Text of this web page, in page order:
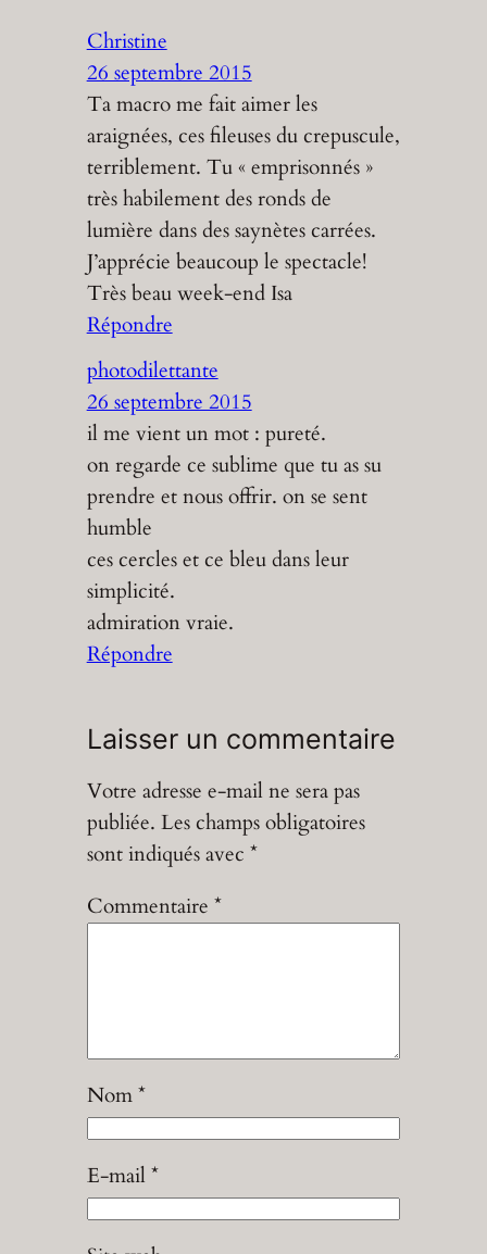
Christine
26 septembre 2015
Ta macro me fait aimer les
araignées, ces fileuses du crepuscule,
terriblement. Tu « emprisonnés »
très habilement des ronds de
lumière dans des saynètes carrées.
J’apprécie beaucoup le spectacle!
Très beau week-end Isa
Répondre
photodilettante
26 septembre 2015
il me vient un mot : pureté.
on regarde ce sublime que tu as su
prendre et nous offrir. on se sent
humble
ces cercles et ce bleu dans leur
simplicité.
admiration vraie.
Répondre
Laisser un commentaire
Votre adresse e-mail ne sera pas
publiée. Les champs obligatoires
sont indiqués avec *
Commentaire *
Nom*
E-mail*